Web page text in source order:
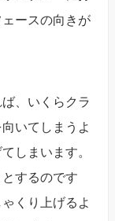
ースの向きが
、いくらクラ
いてしまうよ
しまいます。
するのです
くり上げるよ